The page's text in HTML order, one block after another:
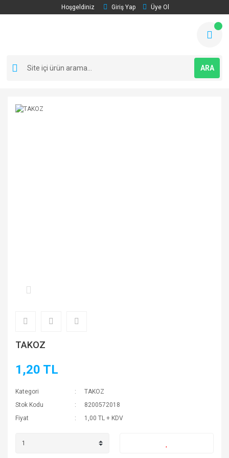
Hoşgeldiniz Giriş Yap Üye Ol
ARA
TAKOZ
1,20 TL
Kategori
TAKOZ
Stok Kodu
8200572018
Fiyat
1,00 TL + KDV